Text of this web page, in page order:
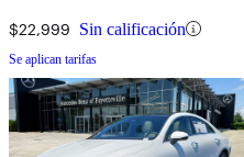
$22,999 Sin calificación
Se aplican tarifas